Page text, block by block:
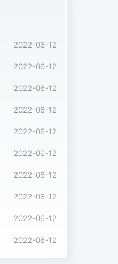
2022-06-12
2022-06-12
2022-06-12
2022-06-12
2022-06-12
2022-06-12
2022-06-12
2022-06-12
2022-06-12
2022-06-12